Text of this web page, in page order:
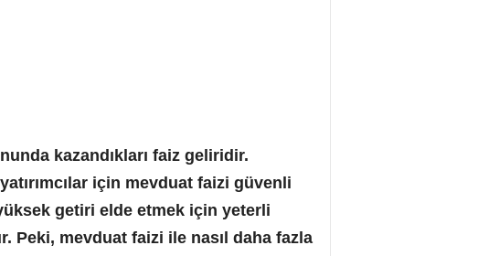
kazandıkları faiz geliridir.
için mevduat faizi güvenli
getiri elde etmek için yeterli
Peki, mevduat faizi ile nasıl daha fazla